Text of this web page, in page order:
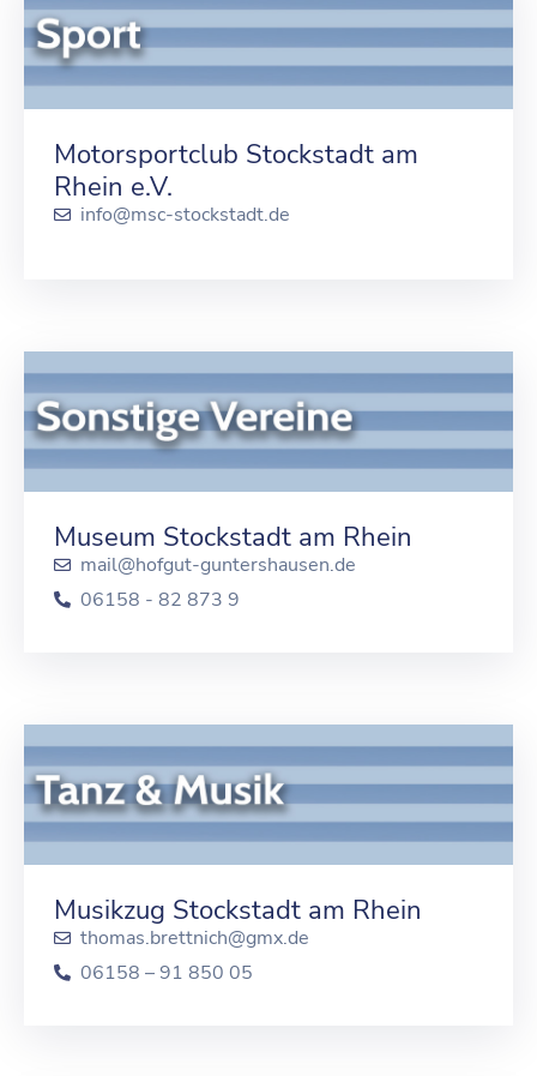
Motorsportclub Stockstadt am
Rhein e.V.
info@msc-stockstadt.de
Museum Stockstadt am Rhein
mail@hofgut-guntershausen.de
06158 - 82 873 9
Musikzug Stockstadt am Rhein
thomas.brettnich@gmx.de
06158 – 91 850 05